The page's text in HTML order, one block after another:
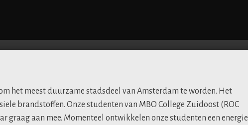
het meest duurzame stadsdeel van Amsterdam te worden. Het
brandstoffen. Onze studenten van MBO College Zuidoost (ROC
graag aan mee. Momenteel ontwikkelen onze studenten een energie